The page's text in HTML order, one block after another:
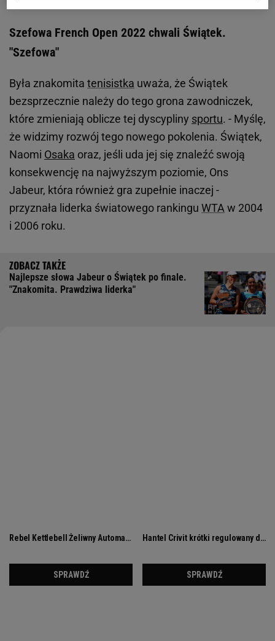
Szefowa French Open 2022 chwali Świątek.
"Szefowa"
Była znakomita tenisistka uważa, że Świątek
bezsprzecznie należy do tego grona zawodniczek,
które zmieniają oblicze tej dyscypliny sportu. - Myślę,
że widzimy rozwój tego nowego pokolenia. Świątek,
Naomi Osaka oraz, jeśli uda jej się znaleźć swoją
konsekwencję na najwyższym poziomie, Ons
Jabeur, która również gra zupełnie inaczej -
przyznała liderka światowego rankingu WTA w 2004
i 2006 roku.
Najlepsze słowa Jabeur o Świątek po finale.
"Znakomita. Prawdziwa liderka"